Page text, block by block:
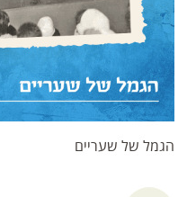
הגמל של שעריים